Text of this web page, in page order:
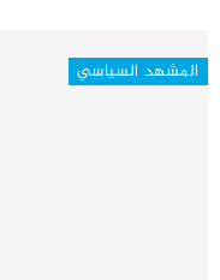
المشهد السياسي